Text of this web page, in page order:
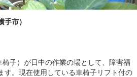
手市）
子）が日中の作業の場として、障害福
す。現在使用している車椅子リフト付の